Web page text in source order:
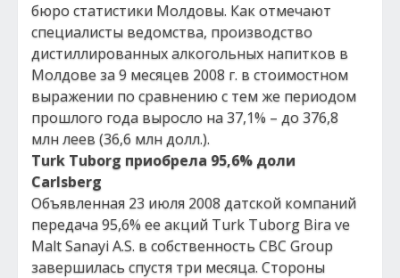
бюро статистики Молдовы. Как отмечают
специалисты ведомства, производство
дистиллированных алкогольных напитков в
Молдове за 9 месяцев 2008 г. в стоимостном
выражении по сравнению с тем же периодом
прошлого года выросло на 37,1% – до 376,8
млн леев (36,6 млн долл.).
Turk Tuborg приобрела 95,6% доли
Carlsberg
Объявленная 23 июля 2008 датской компаний
передача 95,6% ее акций Turk Tuborg Bira ve
Malt Sanayi A.S. в собственность CBC Group
завершилась спустя три месяца. Стороны